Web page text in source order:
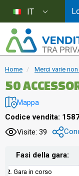
Home Merci varie
50
Mappa
Codice vendita:
Visite: 39
Fasi della gara:
Gara in corso
IT